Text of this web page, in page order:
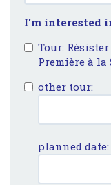
I'm interested
Tour:
Première à la
other tour:
planned date: